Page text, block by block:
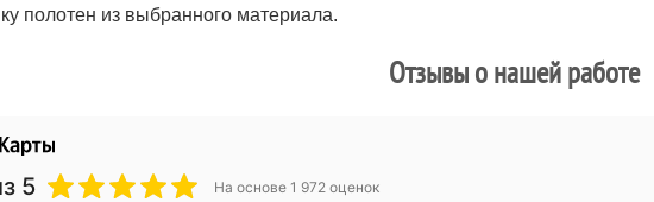
полотен из выбранного материала.
Отзывы о нашей работе
5 На основе 1 972 оценок